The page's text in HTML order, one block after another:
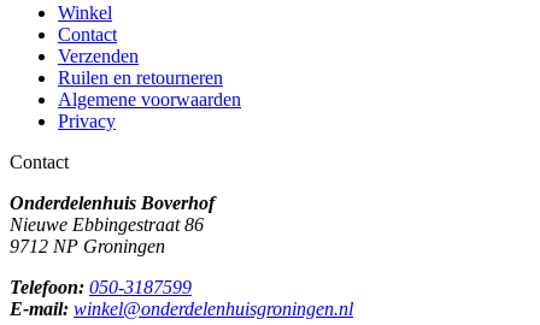
Winkel
Contact
Verzenden
Ruilen en retourneren
Algemene voorwaarden
Privacy
Contact
Onderdelenhuis Boverhof
Nieuwe Ebbingestraat 86
9712 NP Groningen
Telefoon: 050-3187599
E-mail: winkel@onderdelenhuisgroningen.nl